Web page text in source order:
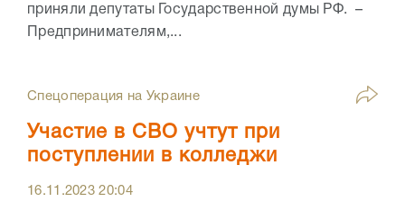
приняли депутаты Государственной думы РФ. –
Предпринимателям,...
Спецоперация на Украине
Участие в СВО учтут при
поступлении в колледжи
16.11.202320:04